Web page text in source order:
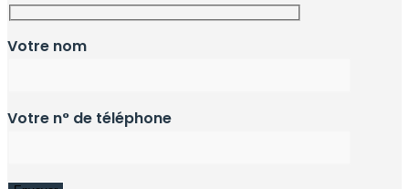
Votre nom
Votre n° de téléphone